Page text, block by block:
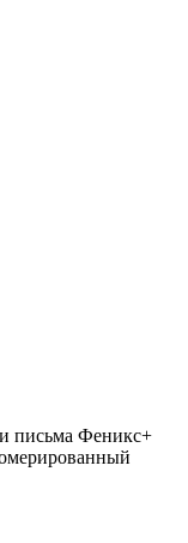
письма Феникс+